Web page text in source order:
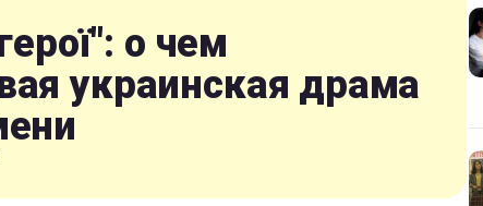
о чем
украинская драма